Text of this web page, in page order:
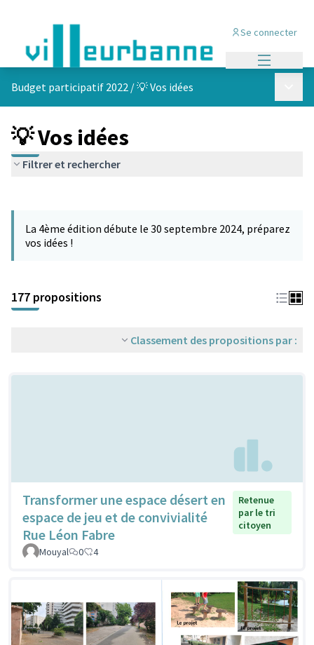
Se connecter
Budget participatif 2022 /💡 Vos idées
💡 Vos idées
Filtrer et rechercher
−
La 4ème édition débute le 30 septembre 2024, préparez
vos idées !
177 propositions
Classement des propositions par :
Transformer une espace désert en
espace de jeu et de convivialité
Rue Léon Fabre
Retenue
par le tri
citoyen
Mouyal 0 4